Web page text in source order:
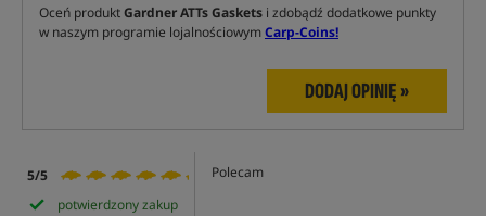
Oceń produktGardner ATTs Gaskets i zdobądź dodatkowe punkty
w naszym programie lojalnościowymCarp-Coins!
DODAJ OPINIĘ »
5/5
potwierdzony zakup
Polecam